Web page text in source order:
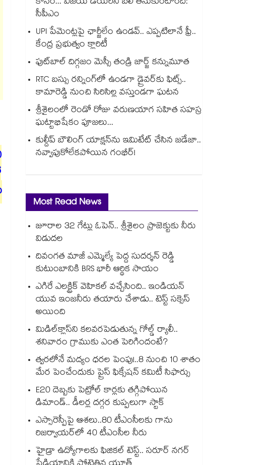
సీపీఎం
UPI పేమెంట్లపై ఛార్జీలేం ఉండవ్.. ఎప్పటిలానే ఫ్రీ..
కేంద్ర ప్రభుత్వం క్లారిటీ
ఫుట్‎బాల్ దిగ్గజం మెస్సీ తండ్రి జార్జ్ కన్నుమూత
RTC బస్సు రన్నింగ్⁫లో ఉండగా డ్రైవర్‌కు ఫిట్స్..
కామారెడ్డి నుంచి సిరిసిల్ల వస్తుండగా ఘటన
శ్రీశైలంలో రెండో రోజు వరుణయాగ సహిత సహస్ర
ఘట్టాభిషేకం పూజలు...
కుల్దీప్ బౌలింగ్ యాక్షన్‌ను ఇమిటేట్ చేసిన జడేజా..
నవ్వాపుకోలేకపోయిన గంభీర్!
Most Read News
జూరాల 32 గేట్లు ఓపెన్.. శ్రీశైలం ప్రాజెక్టుకు నీరు
విడుదల
దివంగత మాజీ ఎమ్మెల్యే పెద్ద సుదర్శన్ రెడ్డి
కుటుంబానికి BRS భారీ ఆర్థిక సాయం
ఎగిరే ఎలక్ట్రిక్ వెహికల్ వచ్చేసింది.. ఇండియన్
యువ ఇంజనీరు తయారు చేశాడు.. టెస్ట్ సక్సెస్
అయింది
మిడిల్‌క్లాస్‌ని కలవరపెడుతున్న గోల్డ్ ర్యాలీ..
శనివారం గ్రాముకు ఎంత పెరిగిందంటే?
త్వరలోనే మద్యం ధ‌‌ర‌‌ల పెంపు!..8 నుంచి 10 శాతం
మేర పెంచేందుకు ప్రైస్ ఫిక్సేష‌‌న్ క‌‌మిటీ సిఫార్సు
E20 దెబ్బకు పెట్రోల్ కార్లకు తగ్గిపోయిన
డిమాండ్.. డీలర్ల దగ్గర కుప్పలుగా స్టాక్
ఎస్సారెస్పీపై ఆశలు..80 టీఎంసీలకు గాను
రిజర్వాయర్‌‌‌‌‌‌‌‌‌‌‌‌‌‌‌‌లో 40 టీఎంసీల నీరు
హైడ్రా ఉద్యోగాలకు ఫిజికల్ టెస్ట్.. సరూర్ నగర్